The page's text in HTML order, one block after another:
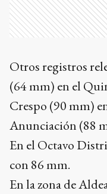
Otros registros
(64 mm) en el
Crespo (90 mm)
Anunciación (88
En el Octavo
con 86 mm.
En la zona de